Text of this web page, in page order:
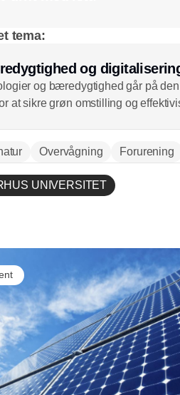
tema:
og
og bæredygtighed går på
at sikre grøn omstilling og
Overvågning Forurening
UNIVERSITET